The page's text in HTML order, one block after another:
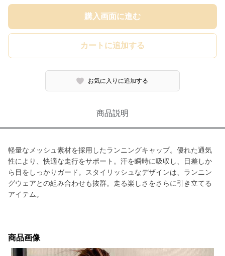
購入画面に進む
カートに追加する
お気に入りに追加する
商品説明
軽量なメッシュ素材を採用したランニングキャップ。優れた通気
性により、快適な走行をサポート。汗を瞬時に吸収し、日差しか
ら目をしっかりガード。スタイリッシュなデザインは、ランニン
グウェアとの組み合わせも抜群。走る楽しさをさらに引き立てる
アイテム。
商品画像